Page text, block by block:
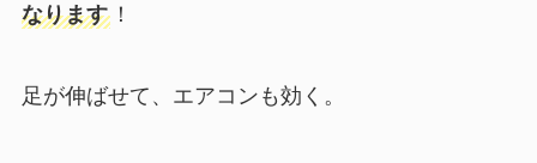
なります！
足が伸ばせて、エアコンも効く。